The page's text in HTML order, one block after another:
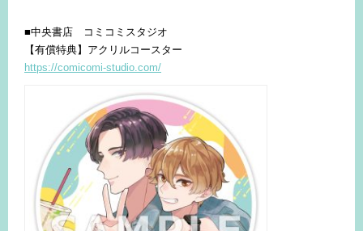
■中央書店 コミコミスタジオ
【有償特典】アクリルコースター
https://comicomi-studio.com/